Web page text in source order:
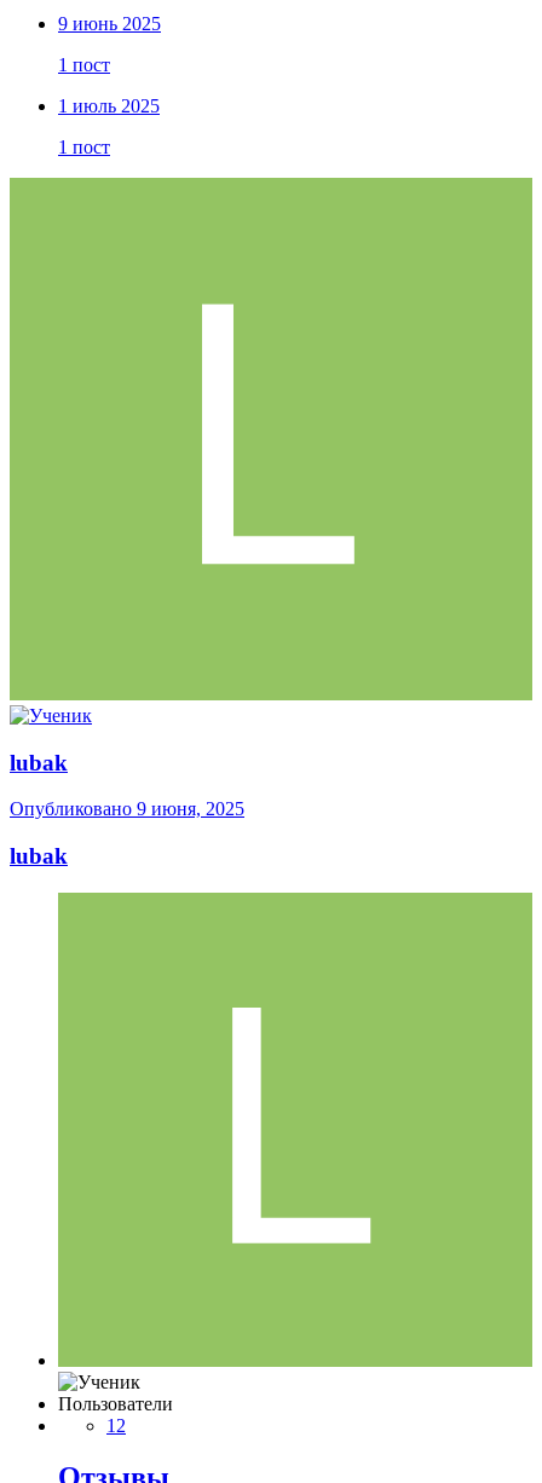
9 июнь 2025
1 пост
1 июль 2025
1 пост
lubak
Опубликовано 9 июня, 2025
lubak
Пользователи
12
Отзывы